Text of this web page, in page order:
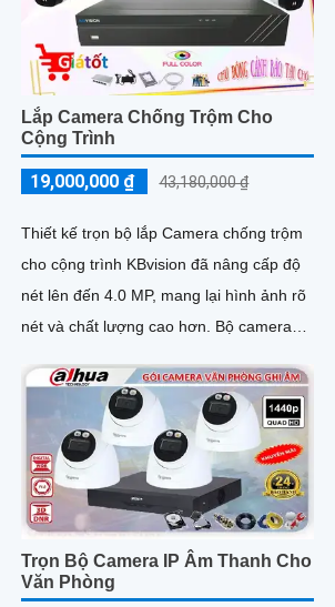
giúp đảm bảo an toàn tuyệt đối cho khu
vực kho hàng
Lắp Camera Chống Trộm Cho
Cộng Trình
19,000,000 ₫ 43,180,000 ₫
Thiết kế trọn bộ lắp Camera chống trộm
cho cộng trình KBvision đã nâng cấp độ
nét lên đến 4.0 MP, mang lại hình ảnh rõ
nét và chất lượng cao hơn. Bộ camera
Trọn Bộ Camera IP Âm Thanh Cho
Văn Phòng